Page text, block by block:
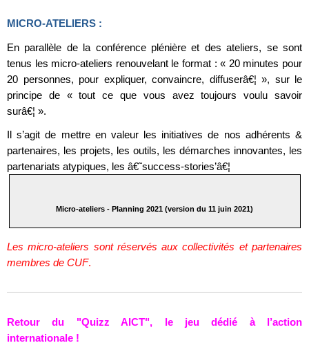
MICRO-ATELIERS :
En parallèle de la conférence plénière et des ateliers, se sont
tenus les micro-ateliers renouvelant le format : « 20 minutes pour
20 personnes, pour expliquer, convaincre, diffuserâ€¦ », sur le
principe de « tout ce que vous avez toujours voulu savoir
surâ€¦ ».
Il s’agit de mettre en valeur les initiatives de nos adhérents &
partenaires, les projets, les outils, les démarches innovantes, les
partenariats atypiques, les â€˜success-stories’â€¦
Micro-ateliers - Planning 2021 (version du 11 juin 2021)
Les micro-ateliers sont réservés aux collectivités et partenaires
membres de CUF.
Retour du "Quizz AICT", le jeu dédié à l’action
internationale !